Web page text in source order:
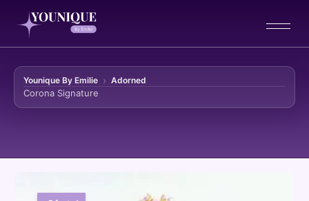
Younique By Emilie Adorned
Corona Signature
Ir al contenido